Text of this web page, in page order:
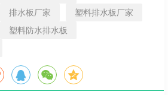
排水板厂家
塑料排水板厂家
塑料防水排水板